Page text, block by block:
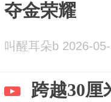
夺金荣耀
叫醒耳朵b 2026-
跨越30厘